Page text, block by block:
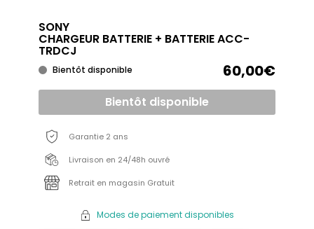
SONY
CHARGEUR BATTERIE + BATTERIE ACC-
TRDCJ
Bientôt disponible 60,00€
Bientôt disponible
Garantie 2 ans
Livraison en 24/48h ouvré
Retrait en magasin Gratuit
Modes de paiement disponibles